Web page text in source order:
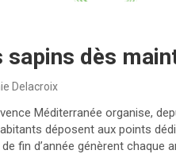
sapins dès
Delacroix
Méditerranée organise,
déposent aux points
fin d’année génèrent